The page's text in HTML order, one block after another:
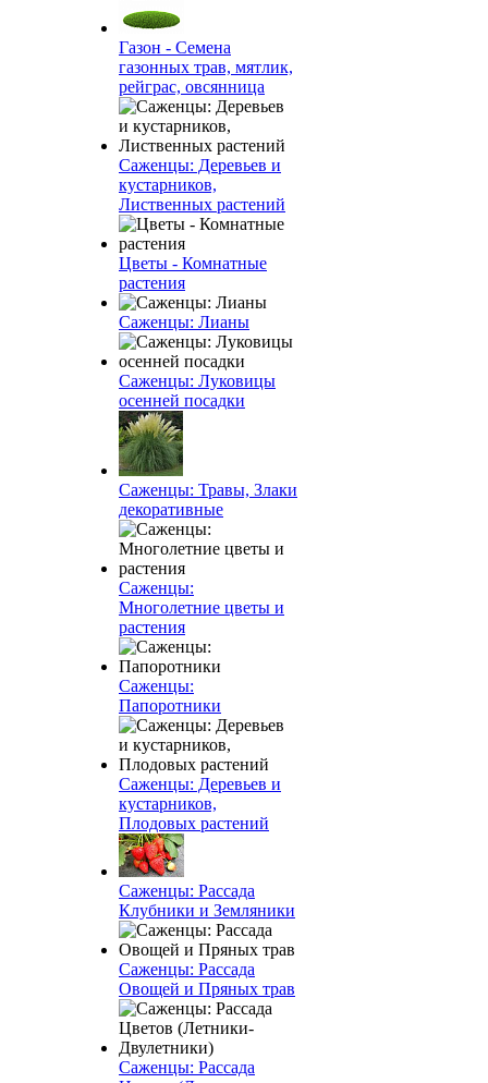
Газон - Семена
газонных трав, мятлик,
рейграс, овсянница
Саженцы: Деревьев и
кустарников,
Лиственных растений
Цветы - Комнатные
растения
Саженцы: Лианы
Саженцы: Луковицы
осенней посадки
Саженцы: Травы, Злаки
декоративные
Саженцы:
Многолетние цветы и
растения
Саженцы:
Папоротники
Саженцы: Деревьев и
кустарников,
Плодовых растений
Саженцы: Рассада
Клубники и Земляники
Саженцы: Рассада
Овощей и Пряных трав
Саженцы: Рассада